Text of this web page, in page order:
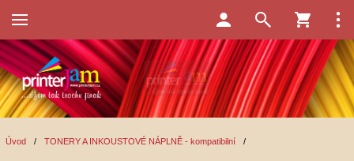
Úvod / TONERY A INKOUSTOVÉ NÁPLNĚ - kompatibilní /